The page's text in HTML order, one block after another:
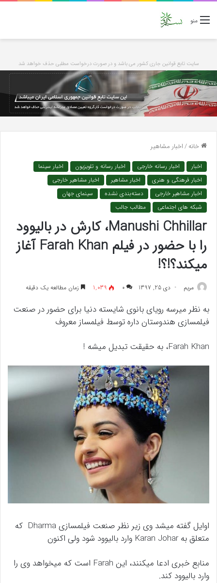
منو
سایت تابع قوانین جاری کشور می باشد و در صورت درخواست مطلبی حذف خواهد شد
خانه/اخبار مشاهیر
اخبار اخبار رسانه خارجی اخبار رسانه و تلویزیون
اخبار سینما
اخبار فرهنگی و هنری
اخبار مشاهیر
اخبار مشاهیر خارجی
اخبار مشاهیر خارجی
دسته‌بندی نشده
سینمای جهان
شبکه های اجتماعی
مطالب جالب
Manushi Chhillar، کارش در بالیوود
را با حضور در فیلم Farah Khan آغاز
میکند؟!؟!
مريم دی 25, 1397 ۰ 1,039 زمان مطالعه یک دقیقه
به نظر میرسه رویای بانوی شایسته دنیا برای حضور در صنعت
فیلمسازی هندوستان داره توسط فیلمساز معروف
Farah Khan، به حقیقت تبدیل میشه !
اوایل گفته میشد وی زیر نظر صنعت فیلمسازی Dharma که
متعلق به Karan Johar وارد بالیوود شود ولی اکنون
منابع خبری ادعا میکنند، این Farah است که میخواهد وی را
وارد بالیوود کند.